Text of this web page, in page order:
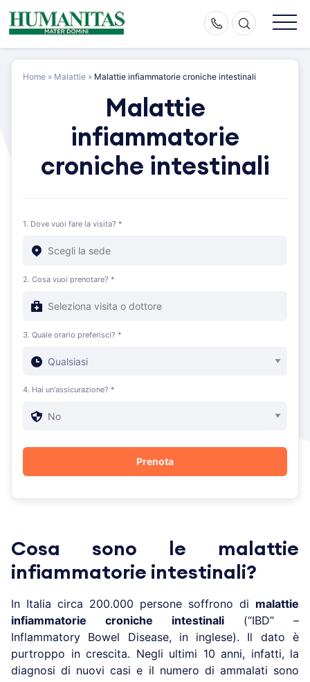
Skip
to
Home » Malattie » Malattie infiammatorie croniche intestinali
Malattie
infiammatorie
croniche intestinali
1. Dove vuoi fare la visita? *
2. Cosa vuoi prenotare? *
3. Quale orario preferisci? *
4. Hai un'assicurazione? *
Cosa sono le malattie
infiammatorie intestinali?
In Italia circa 200.000 persone soffrono di malattie
infiammatorie croniche intestinali (“IBD” –
Inflammatory Bowel Disease, in inglese). Il dato è
purtroppo in crescita. Negli ultimi 10 anni, infatti, la
diagnosi di nuovi casi e il numero di ammalati sono